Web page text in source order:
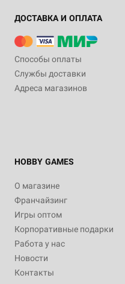
ДОСТАВКА И ОПЛАТА
Способы оплаты
Службы доставки
Адреса магазинов
HOBBY GAMES
О магазине
Франчайзинг
Игры оптом
Корпоративные подарки
Работа у нас
Новости
Контакты